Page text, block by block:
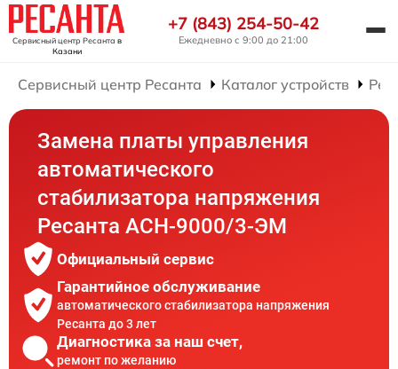
Сервисный центр Ресанта в
Казани
+7 (843) 254-50-42
Ежедневно с 9:00 до 21:00
Сервисный центр Ресанта Каталог устройств
Замена платы управления
автоматического
стабилизатора напряжения
Ресанта АСН-9000/3-ЭМ
Официальный сервис
Гарантийное обслуживание
автоматического стабилизатора напряжения
Ресанта до 3 лет
Диагностика за наш счет,
ремонт по желанию